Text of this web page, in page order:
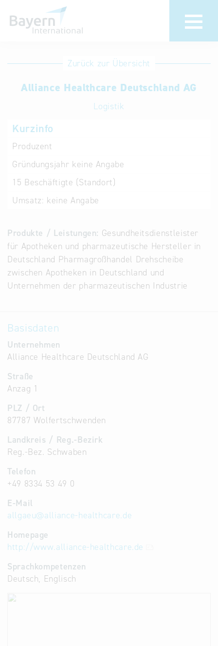
Anmeldung
Unternehmen
anmelden
Eintrag
löschen
Aktualisieren
Bavaria“
Alternative
Datenbanken
aus
Österreich
und der
Zurück zur Übersicht
Alliance Healthcare Deutschland AG
Logistik
Kurzinfo
Produzent
Gründungsjahr keine Angabe
15 Beschäftigte (Standort)
Umsatz: keine Angabe
Produkte / Leistungen: Gesundheitsdienstleister
für Apotheken und pharmazeutische Hersteller in
Deutschland Pharmagroßhandel Drehscheibe
zwischen Apotheken in Deutschland und
Unternehmen der pharmazeutischen Industrie
Basisdaten
Unternehmen
Alliance Healthcare Deutschland AG
Straße
Anzag 1
PLZ / Ort
87787 Wolfertschwenden
Landkreis / Reg.-Bezirk
Reg.-Bez. Schwaben
Telefon
+49 8334 53 49 0
E-Mail
allgaeu@alliance-healthcare.de
Homepage
http://www.alliance-healthcare.de
Sprachkompetenzen
Deutsch, Englisch